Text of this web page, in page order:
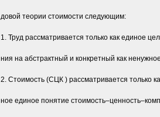
довой теории стоимости следующим:
1. Труд рассматривается только как единое
ния на абстрактный и конкретный как
2. Стоимость (СЦК ) рассматривается только
ное единое понятие